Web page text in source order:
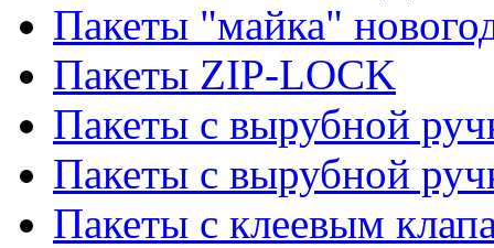
Пакеты "майка"
Пакеты ZIP-LOCK
Пакеты с вырубной
Пакеты с вырубной
Пакеты с клеевым